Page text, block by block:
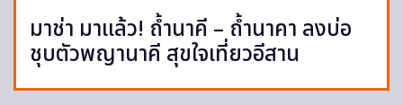
มาช่า มาแล้ว! ถ้ำนาคี – ถ้ำนาคา ลงบ่อ
ชุบตัวพญานาคี สุขใจเที่ยวอีสาน